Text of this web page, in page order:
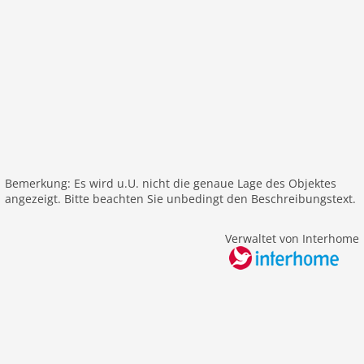
Freizeit / Sport
Bemerkung: Es wird u.U. nicht die genaue Lage des Objektes
angezeigt. Bitte beachten Sie unbedingt den Beschreibungstext.
Verwaltet von Interhome